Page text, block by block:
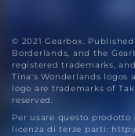
© 2021 Gearbox.
Borderlands, and the
registered trademarks,
Tina's Wonderlands logos
logo are trademarks of
reserved.
Per usare questo
licenza di terze parti: